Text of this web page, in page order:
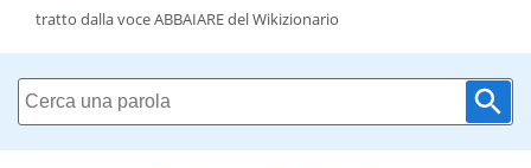
tratto dalla voce ABBAIARE del Wikizionario